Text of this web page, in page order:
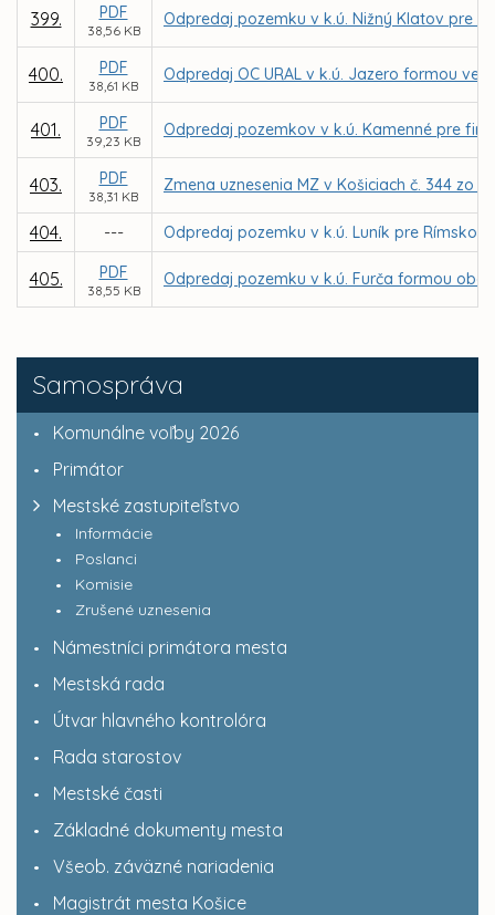
Samospráva
Komunálne voľby 2026
Primátor
Mestské zastupiteľstvo
Informácie
Poslanci
Komisie
Zrušené uznesenia
Námestníci primátora mesta
Mestská rada
Útvar hlavného kontrolóra
Rada starostov
Mestské časti
Základné dokumenty mesta
Všeob. záväzné nariadenia
Magistrát mesta Košice
399. PDF
38,56 KB
Odpredaj pozemku v k.ú. Nižný Klatov pre
400. PDF
38,61 KB
Odpredaj OC URAL v k.ú. Jazero formou
401. PDF
39,23 KB
Odpredaj pozemkov v k.ú. Kamenné pre
403. PDF
38,31 KB
Zmena uznesenia MZ v Košiciach č. 344 zo
404. --- Odpredaj pozemku v k.ú. Luník pre
405. PDF
38,55 KB
Odpredaj pozemku v k.ú. Furča formou